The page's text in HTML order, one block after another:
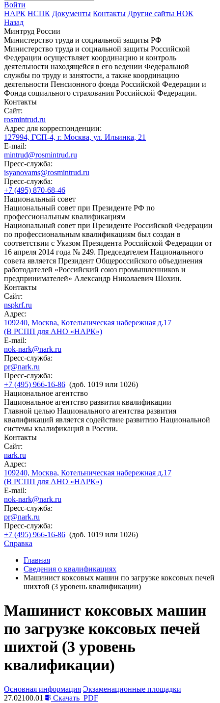
Войти
НАРК НСПК Документы Контакты Другие сайты НОК
Назад
Минтруд России
Министерство труда и социальной защиты РФ
Министерство труда и социальной защиты Российской
Федерации осуществляет координацию и контроль
деятельности находящейся в его ведении Федеральной
службы по труду и занятости, а также координацию
деятельности Пенсионного фонда Российской Федерации и
Фонда социального страхования Российской Федерации.
Контакты
Сайт:
rosmintrud.ru
Адрес для корреспонденции:
127994, ГСП-4, г. Москва, ул. Ильинка, 21
E-mail:
mintrud@rosmintrud.ru
Пресс-служба:
isyanovams@rosmintrud.ru
Пресс-служба:
+7 (495) 870-68-46
Национальный совет
Национальный совет при Президенте РФ по
профессиональным квалификациям
Национальный совет при Президенте Российской Федерации
по профессиональным квалификациям был создан в
соответствии с Указом Президента Российской Федерации от
16 апреля 2014 года № 249. Председателем Национального
совета является Президент Общероссийского объединения
работодателей «Российский союз промышленников и
предпринимателей» Александр Николаевич Шохин.
Контакты
Сайт:
nspkrf.ru
Адрес:
109240, Москва, Котельническая набережная д.17
(В РСПП для АНО «НАРК»)
E-mail:
nok-nark@nark.ru
Пресс-служба:
pr@nark.ru
Пресс-служба:
+7 (495) 966-16-86 (доб. 1019 или 1026)
Национальное агентство
Национальное агентство развития квалификации
Главной целью Национального агентства развития
квалификаций является содействие развитию Национальной
системы квалификаций в России.
Контакты
Сайт:
nark.ru
Адрес:
109240, Москва, Котельническая набережная д.17
(В РСПП для АНО «НАРК»)
E-mail:
nok-nark@nark.ru
Пресс-служба:
pr@nark.ru
Пресс-служба:
+7 (495) 966-16-86 (доб. 1019 или 1026)
Справка
Главная
Сведения о квалификациях
Машинист коксовых машин по загрузке коксовых печей
шихтой (3 уровень квалификации)
Машинист коксовых машин
по загрузке коксовых печей
шихтой (3 уровень
квалификации)
Основная информация Экзаменационные площадки
27.02100.01
Скачать PDF